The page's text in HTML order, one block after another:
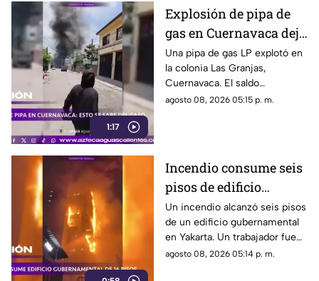
1:17
Explosión de pipa de
gas en Cuernavaca deja
21 personas lesionadas
Una pipa de gas LP explotó en
la colonia Las Granjas,
Cuernavaca. El saldo
preliminar es de 21 lesionados
agosto 08, 2026 05:15 p. m.
Incendio consume seis
pisos de edificio
gubernamental en
Yakarta
Un incendio alcanzó seis pisos
de un edificio gubernamental
en Yakarta. Un trabajador fue
rescatado y cerca de mil
agosto 08, 2026 05:14 p. m.